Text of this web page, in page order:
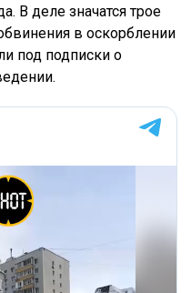
В деле значатся трое
в оскорблении
под подписки о